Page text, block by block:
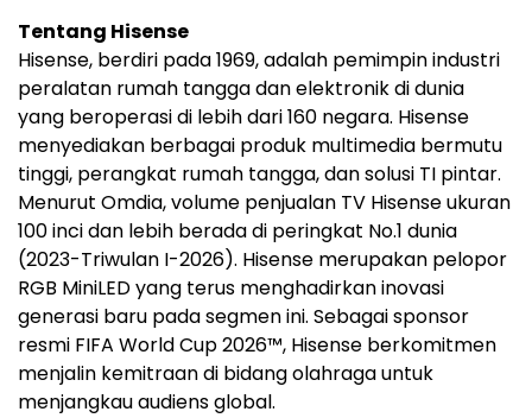
Tentang Hisense
Hisense, berdiri pada 1969, adalah pemimpin industri
peralatan rumah tangga dan elektronik di dunia
yang beroperasi di lebih dari 160 negara. Hisense
menyediakan berbagai produk multimedia bermutu
tinggi, perangkat rumah tangga, dan solusi TI pintar.
Menurut Omdia, volume penjualan TV Hisense ukuran
100 inci dan lebih berada di peringkat No.1 dunia
(2023-Triwulan I-2026). Hisense merupakan pelopor
RGB MiniLED yang terus menghadirkan inovasi
generasi baru pada segmen ini. Sebagai sponsor
resmi FIFA World Cup 2026™, Hisense berkomitmen
menjalin kemitraan di bidang olahraga untuk
menjangkau audiens global.